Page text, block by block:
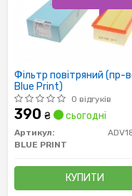
Фільтр повітряний (пр-
Blue Print)
0 відгуків
390 ₴ сьогодні
Артикул:
BLUE PRINT
КУПИТИ